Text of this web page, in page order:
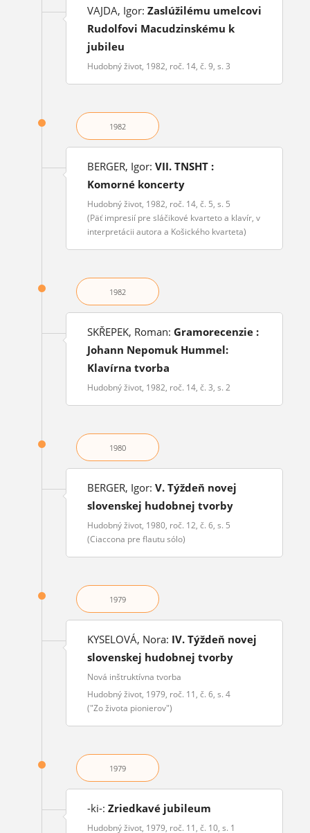
VAJDA, Igor: Zaslúžilému umelcovi
Rudolfovi Macudzinskému k
jubileu
Hudobný život, 1982, roč. 14, č. 9, s. 3
1982
BERGER, Igor: VII. TNSHT :
Komorné koncerty
Hudobný život, 1982, roč. 14, č. 5, s. 5
(Päť impresií pre sláčikové kvarteto a klavír, v
interpretácii autora a Košického kvarteta)
1982
SKŘEPEK, Roman: Gramorecenzie :
Johann Nepomuk Hummel:
Klavírna tvorba
Hudobný život, 1982, roč. 14, č. 3, s. 2
1980
BERGER, Igor: V. Týždeň novej
slovenskej hudobnej tvorby
Hudobný život, 1980, roč. 12, č. 6, s. 5
(Ciaccona pre flautu sólo)
1979
KYSELOVÁ, Nora: IV. Týždeň novej
slovenskej hudobnej tvorby
Nová inštruktívna tvorba
Hudobný život, 1979, roč. 11, č. 6, s. 4
("Zo života pionierov")
1979
-ki-: Zriedkavé jubileum
Hudobný život, 1979, roč. 11, č. 10, s. 1